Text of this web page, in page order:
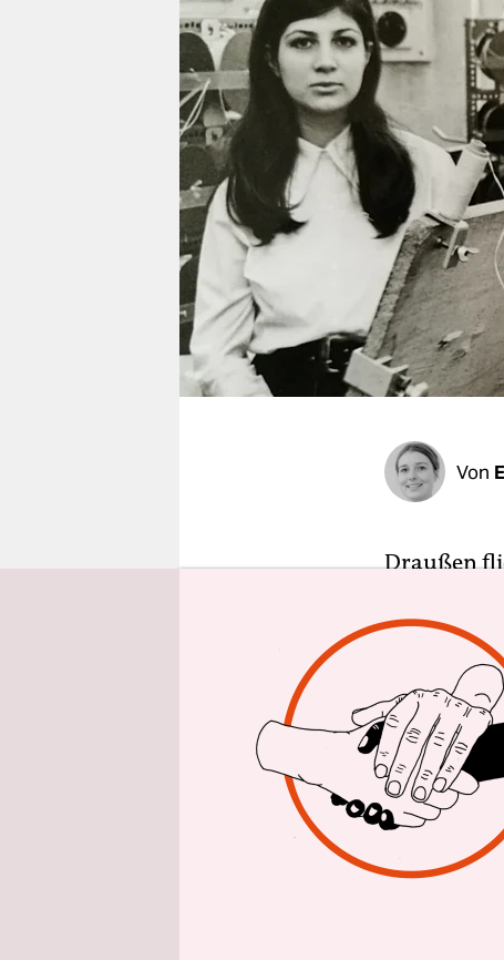
nord
wahrheit
verlag
verlag
veranstaltungen
shop
fragen & hilfe
unterstützen
abo
Von
Draußen
Das
eine
diesem
Ayşe Aniş
nicht
andere